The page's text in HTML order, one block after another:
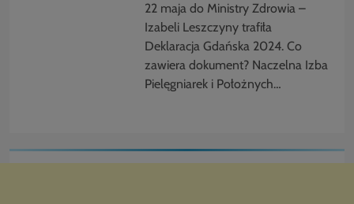
22 maja do Ministry Zdrowia –
Izabeli Leszczyny trafiła
Deklaracja Gdańska 2024. Co
zawiera dokument? Naczelna Izba
Pielęgniarek i Położnych…